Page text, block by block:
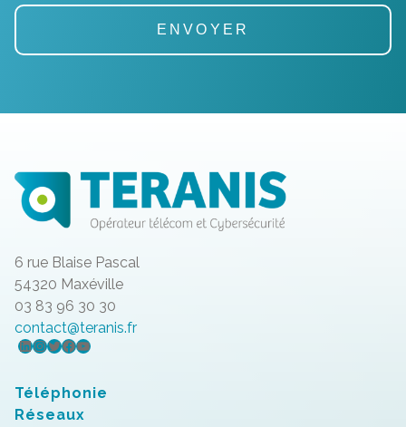
6 rue Blaise Pascal
54320 Maxéville
03 83 96 30 30
contact@teranis.fr
LinkedIn
Instagram
Twitter
Facebook
YouTube
Téléphonie
Réseaux